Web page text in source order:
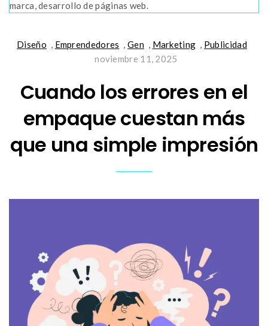
marca, desarrollo de páginas web.
Diseño , Emprendedores ,Gen , Marketing , Publicidad
noviembre 11, 2025
Cuando los errores en el
empaque cuestan más
que una simple impresión